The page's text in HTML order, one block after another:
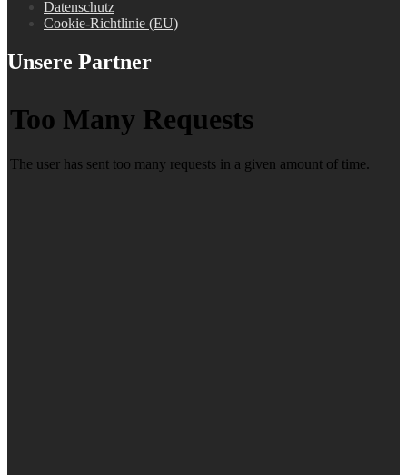
Datenschutz
Cookie-Richtlinie (EU)
Unsere Partner